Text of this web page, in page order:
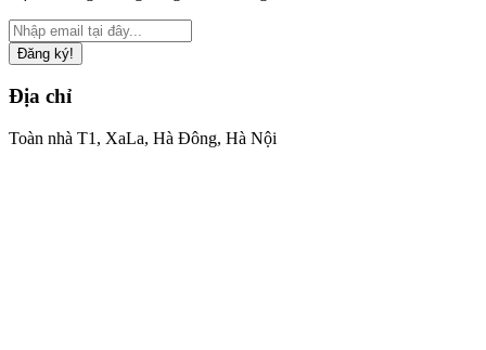
Đăng ký!
Địa chỉ
Toàn nhà T1, XaLa, Hà Đông, Hà Nội